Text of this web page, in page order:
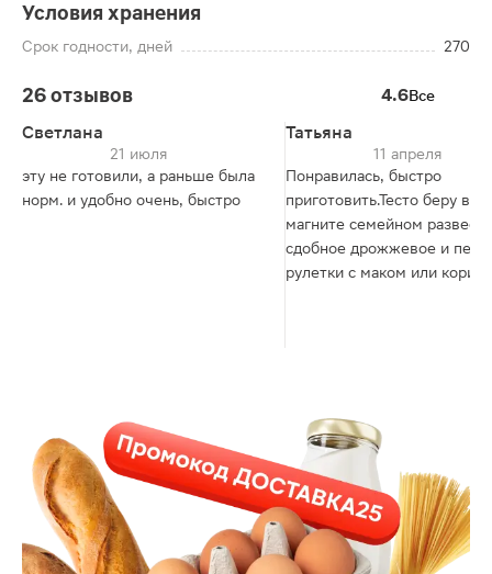
Условия хранения
Срок годности, дней 270
26 отзывов 4.6Все
Светлана
21 июля
эту не готовили, а раньше была
норм. и удобно очень, быстро
Татьяна
11 апреля
Понравилась, быстро
приготовить.Тесто беру в
магните семейном
сдобное дрожжевое и пеку
рулетки с маком или